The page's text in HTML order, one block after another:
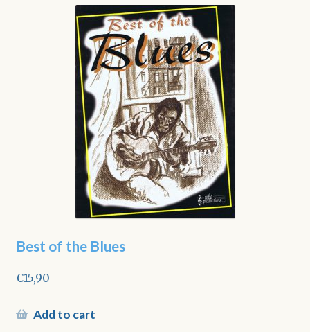
Best of the Blues
€15,90
Add to cart